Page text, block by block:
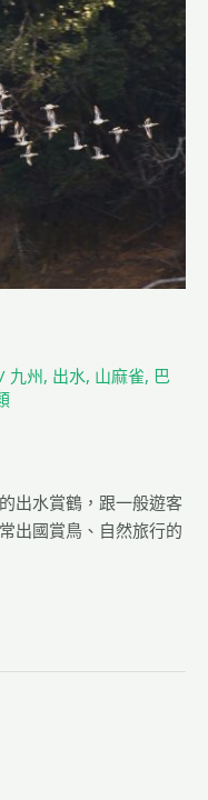
/ 九州, 出水, 山麻雀, 巴
享出水賞鶴，跟一般遊客
出國賞鳥、自然旅行的